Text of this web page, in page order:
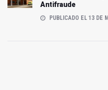
Antifraude
PUBLICADO EL 13 DE